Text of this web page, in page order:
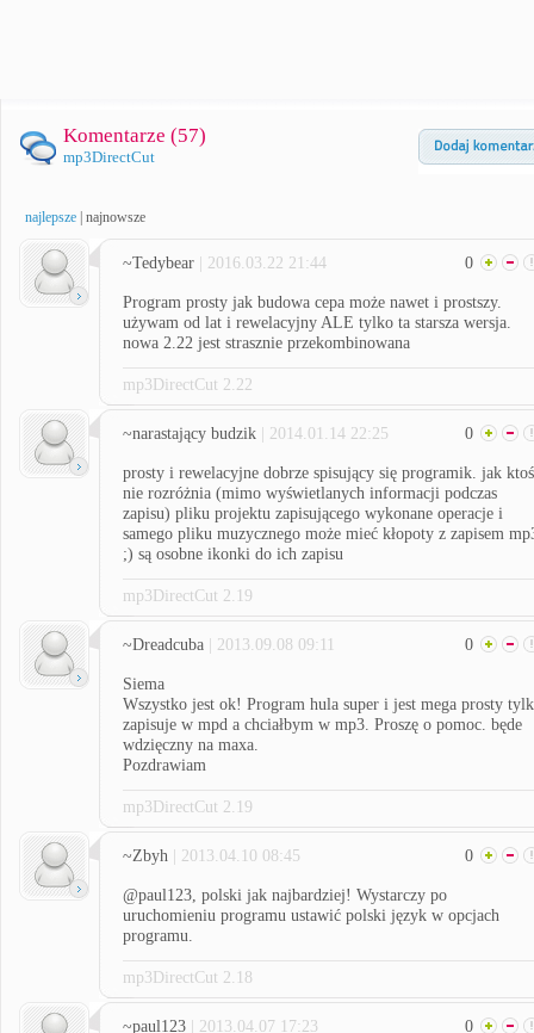
Komentarze (57)
mp3DirectCut
najlepsze najnowsze
~Tedybear | 2016.03.22 21:44 0
Program prosty jak budowa cepa może nawet i prostszy.
używam od lat i rewelacyjny ALE tylko ta starsza wersja.
nowa 2.22 jest strasznie przekombinowana
mp3DirectCut 2.22
~narastający budzik | 2014.01.14 22:25 0
prosty i rewelacyjne dobrze spisujący się programik. jak ktoś
nie rozróżnia (mimo wyświetlanych informacji podczas
zapisu) pliku projektu zapisującego wykonane operacje i
samego pliku muzycznego może mieć kłopoty z zapisem
;) są osobne ikonki do ich zapisu
mp3DirectCut 2.19
~Dreadcuba | 2013.09.08 09:11 0
Siema
Wszystko jest ok! Program hula super i jest mega prosty
zapisuje w mpd a chciałbym w mp3. Proszę o pomoc. będe
wdzięczny na maxa.
Pozdrawiam
mp3DirectCut 2.19
~Zbyh | 2013.04.10 08:45 0
@paul123, polski jak najbardziej! Wystarczy po
uruchomieniu programu ustawić polski język w opcjach
programu.
mp3DirectCut 2.18
~paul123 | 2013.04.07 17:23 0